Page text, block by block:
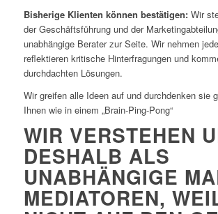
Bisherige Klienten können bestätigen: Wir
der Geschäftsführung und der
unabhängige Berater zur Seite. Wir nehmen
reflektieren kritische Hinterfragungen und
durchdachten Lösungen.
Wir greifen alle Ideen auf und durchdenken sie
Ihnen wie in einem „Brain-Ping-Pong“
WIR VERSTEHEN
DESHALB ALS
UNABHÄNGIGE
MEDIATOREN,